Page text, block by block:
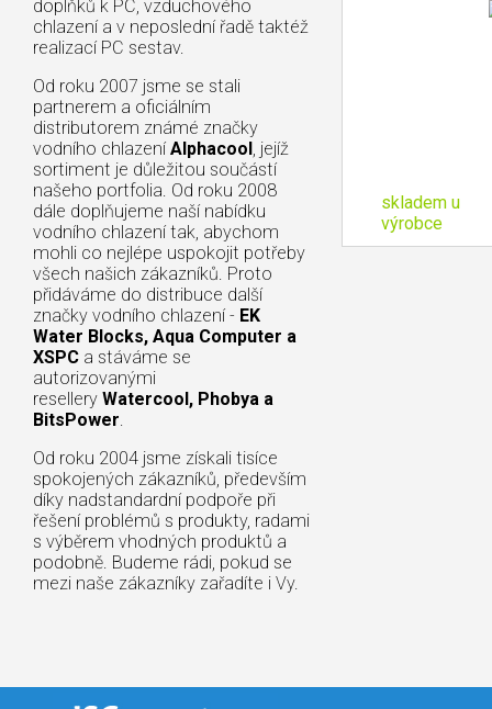
doplňků k PC, vzduchového
chlazení a v neposlední řadě taktéž
realizací PC sestav.
Od roku 2007 jsme se stali
partnerem a oficiálním
distributorem známé značky
vodního chlazení Alphacool, jejíž
sortiment je důležitou součástí
našeho portfolia. Od roku 2008
dále doplňujeme naší nabídku
vodního chlazení tak, abychom
mohli co nejlépe uspokojit potřeby
všech našich zákazníků. Proto
přidáváme do distribuce další
značky vodního chlazení - EK
Water Blocks, Aqua Computer a
XSPC a stáváme se
autorizovanými
resellery Watercool, Phobya a
BitsPower.
Od roku 2004 jsme získali tisíce
spokojených zákazníků, především
díky nadstandardní podpoře při
řešení problémů s produkty, radami
s výběrem vhodných produktů a
podobně. Budeme rádi, pokud se
mezi naše zákazníky zařadíte i Vy.
skladem u
výrobce